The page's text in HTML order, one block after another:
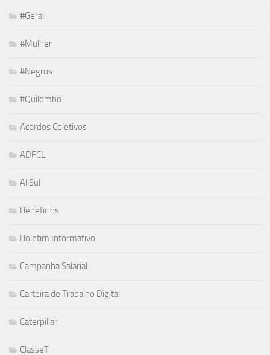
#Geral
#Mulher
#Negros
#Quilombo
Acordos Coletivos
ADFCL
AllSul
Beneficios
Boletim Informativo
Campanha Salarial
Carteira de Trabalho Digital
Caterpillar
ClasseT